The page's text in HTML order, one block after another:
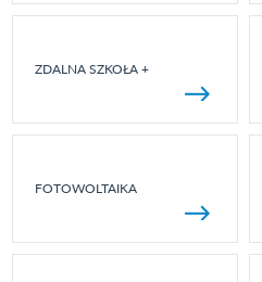
ZDALNA SZKOŁA +
FOTOWOLTAIKA